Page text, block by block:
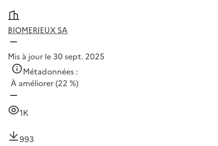
BIOMERIEUX SA
Mis à jour le 30 sept. 2025
Métadonnées :
À améliorer(22 %)
1K
993